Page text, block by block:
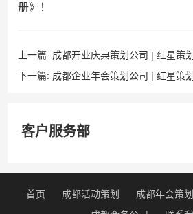
册》！
上一篇: 成都开业庆典策划公司 | 红星策
响+舞台，开业活动一站式配齐！
下一篇: 成都企业年会策划公司 | 红星策
客户服务部
首页 成都活动策划 成都年会策划